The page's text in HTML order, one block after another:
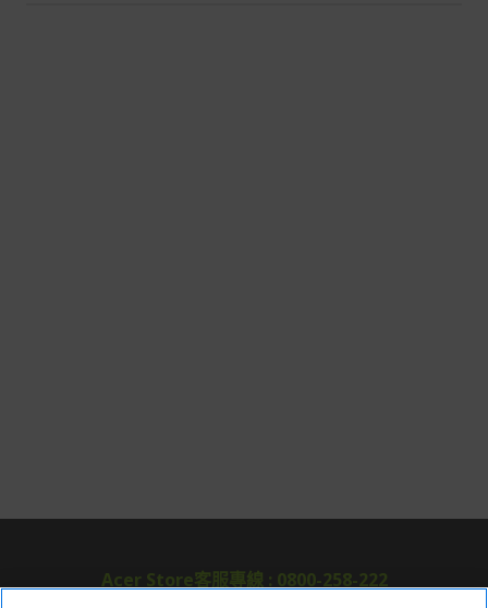
Acer Store客服專線 : 0800-258-222